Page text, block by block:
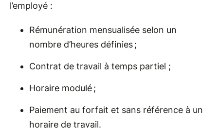
l’employé :
Rémunération mensualisée selon un
nombre d’heures définies ;
Contrat de travail à temps partiel ;
Horaire modulé ;
Paiement au forfait et sans référence à un
horaire de travail.